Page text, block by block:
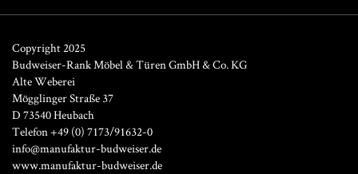
Copyright 2025
Budweiser-Rank Möbel & Türen GmbH & Co. KG
Alte Weberei
Mögglinger Straße 37
D 73540 Heubach
Telefon +49 (0) 7173/91632-0
info@manufaktur-budweiser.de
www.manufaktur-budweiser.de